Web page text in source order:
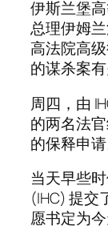
伊斯兰堡
总理伊姆
高法院高
的谋杀案有
周四，由
的两名法
的保释申请
当天早些
(IHC) 提交
愿书定为今